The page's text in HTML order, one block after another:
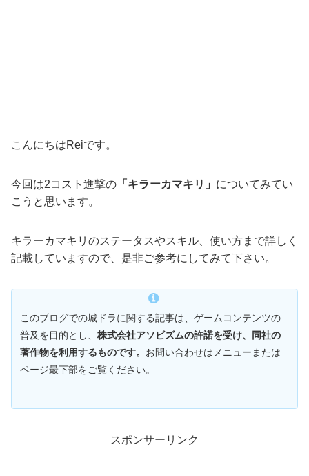
こんにちはReiです。
今回は2コスト進撃の 「キラーカマキリ」 についてみてい
こうと思います。
キラーカマキリのステータスやスキル、使い方まで詳しく
記載していますので、是非ご参考にしてみて下さい。
このブログでの城ドラに関する記事は、ゲームコンテンツの
普及を目的とし、 株式会社アソビズムの許諾を受け、同社の
著作物を利用するものです。 お問い合わせはメニューまたは
ページ最下部をご覧ください。
スポンサーリンク